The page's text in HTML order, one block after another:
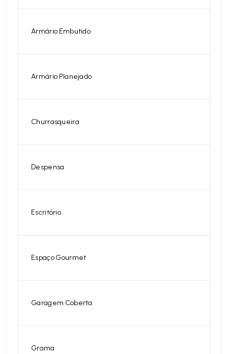
Armário Embutido
Armário Planejado
Churrasqueira
Despensa
Escritório
Espaço Gourmet
Garagem Coberta
Grama